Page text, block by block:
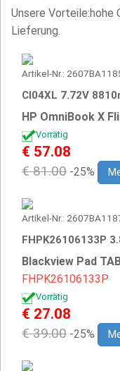
Unsere
Lieferung.
Artikel-Nr.:
CI04XL 7.72V
HP OmniBook X
Vorrätig
€ 57.08
€ 81.00 -25%
Artikel-Nr.:
FHPK26106133P
Blackview Pad
FHPK26106133P
Vorrätig
€ 27.08
€ 39.00 -25%